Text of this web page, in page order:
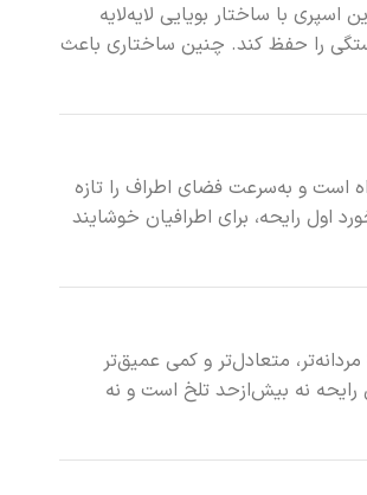
با ساختار بویایی لایه‌لایه
را حفظ کند. چنین ساختاری باعث
است و به‌سرعت فضای اطراف را تازه
اول رایحه، برای اطرافیان خوشایند
شکل می‌گیرد. در این مرحله، بوی SENATOR SILVER مردانه‌تر، متعادل‌تر و کمی عمیق‌تر
نه بیش‌ازحد تلخ است و نه